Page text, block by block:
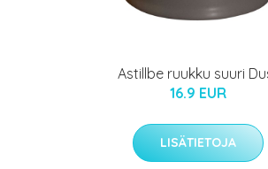
Astillbe ruukku suuri
16.9 EUR
LISÄTIETOJA